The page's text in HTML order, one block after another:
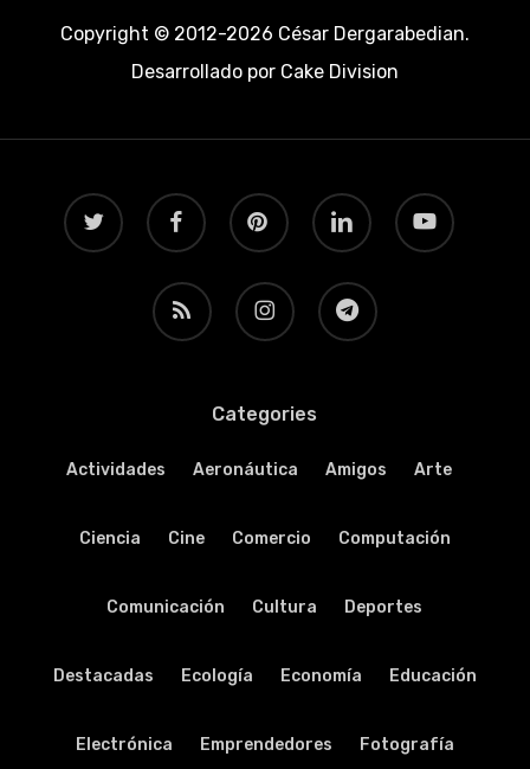
Copyright © 2012-2026 César Dergarabedian.
Desarrollado porCake Division
twitter facebook pinterest linkedin youtube
RSS instagram telegram
Categories
Actividades Aeronáutica Amigos Arte
Ciencia Cine Comercio Computación
Comunicación Cultura Deportes
Destacadas Ecología Economía Educación
Electrónica Emprendedores Fotografía